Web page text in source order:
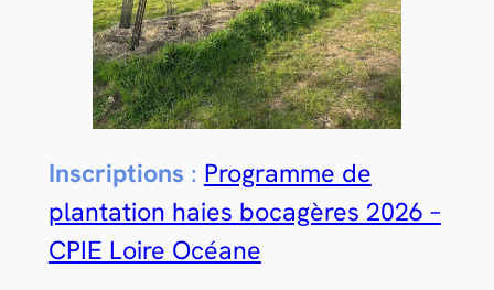
Inscriptions : Programme de
plantation haies bocagères 2026 –
CPIE Loire Océane